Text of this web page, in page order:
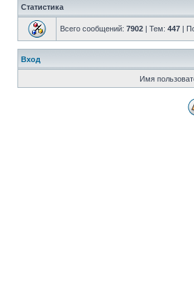
Статистика
Всего сообщений: 7902 | Тем: 447 |
Вход
Имя